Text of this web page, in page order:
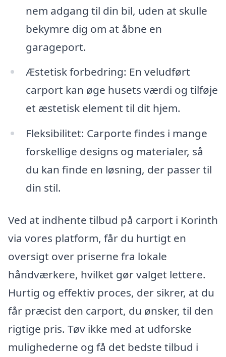
nem adgang til din bil, uden at skulle
bekymre dig om at åbne en
garageport.
Æstetisk forbedring: En veludført
carport kan øge husets værdi og tilføje
et æstetisk element til dit hjem.
Fleksibilitet: Carporte findes i mange
forskellige designs og materialer, så
du kan finde en løsning, der passer til
din stil.
Ved at indhente tilbud på carport i Korinth
via vores platform, får du hurtigt en
oversigt over priserne fra lokale
håndværkere, hvilket gør valget lettere.
Hurtig og effektiv proces, der sikrer, at du
får præcist den carport, du ønsker, til den
rigtige pris. Tøv ikke med at udforske
mulighederne og få det bedste tilbud i